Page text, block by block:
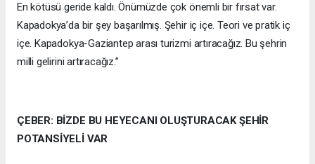
En kötüsü geride kaldı. Önümüzde çok önemli bir fırsat var.
Kapadokya’da bir şey başarılmış. Şehir iç içe. Teori ve pratik iç
içe. Kapadokya-Gaziantep arası turizmi artıracağız. Bu şehrin
milli gelirini artıracağız.”
ÇEBER: BİZDE BU HEYECANI OLUŞTURACAK ŞEHİR
POTANSİYELİ VAR